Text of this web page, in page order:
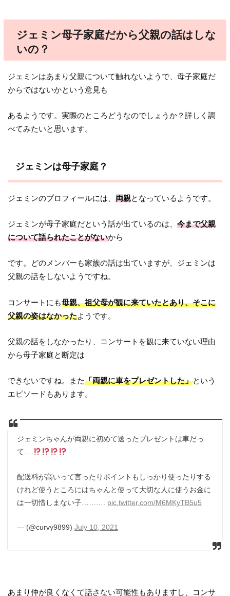
ジェミン母子家庭だから父親の話はしな
いの？
ジェミンはあまり父親について触れないようで、母子家庭だ
からではないかという意見も
あるようです。実際のところどうなのでしょうか？詳しく調
べてみたいと思います。
ジェミンは母子家庭？
ジェミンのプロフィールには、両親となっているようです。
ジェミンが母子家庭だという話が出ているのは、今まで父親
について語られたことがないから
です。どのメンバーも家族の話は出ていますが、ジェミンは
父親の話をしないようですね。
コンサートにも母親、祖父母が観に来ていたとあり、そこに
父親の姿はなかったようです。
父親の話をしなかったり、コンサートを観に来ていない理由
から母子家庭と断定は
できないですね。また「両親に車をプレゼントした」という
エピソードもあります。
ジェミンちゃんが両親に初めて送ったプレゼントは車だっ
て….
配送料が高いって言ったりポイントもしっかり使ったりする
けれど使うところにはちゃんと使って大切な人に使うお金に
は一切惜しまない子………. pic.twitter.com/M6MKyTB5u5
— (@curvy9899) July 10, 2021
あまり仲が良くなくて話さない可能性もありますし、コンサ